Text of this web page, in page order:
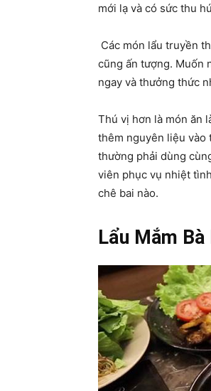
mới lạ và có sức thu
Các món lẩu truyền
cũng ấn tượng. Muốn
ngay và thưởng thức
Thú vị hơn là món ăn
thêm nguyên liệu vào
thường phải dùng
viên phục vụ nhiệt
chê bai nào.
Lẩu Mắm Bà